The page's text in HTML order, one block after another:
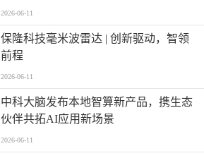
2026-06-11
保隆科技毫米波雷达 | 创新驱动，智领
前程
2026-06-11
中科大脑发布本地智算新产品，携生态
伙伴共拓AI应用新场景
2026-06-11